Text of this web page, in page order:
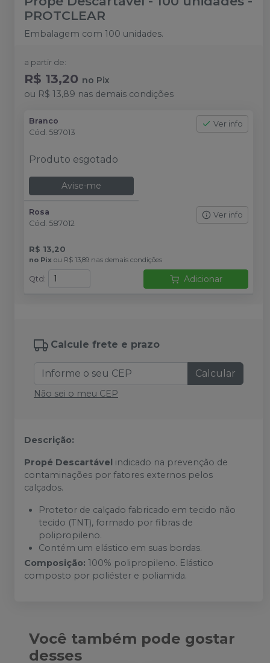
PROTCLEAR
Embalagem com 100 unidades.
a partir de:
R$ 13,20 no Pix
ou R$ 13,89 nas demais condições
Branco
Cód. 587013
Ver info
Produto esgotado
Avise-me
Rosa
Cód. 587012
Ver info
R$ 13,20
no Pix ou R$ 13,89 nas demais condições
Qtd : Adicionar
Calcule frete e prazo
Calcular
Não sei o meu CEP
Descrição:
Propé Descartável indicado na prevenção de
contaminações por fatores externos pelos
calçados.
Protetor de calçado fabricado em tecido não
tecido (TNT), formado por fibras de
polipropileno.
Contém um elástico em suas bordas.
Composição: 100% polipropileno. Elástico
composto por poliéster e poliamida.
Você também pode gostar
desses